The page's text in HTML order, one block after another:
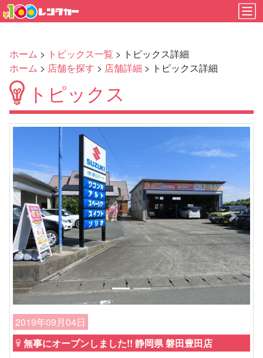
ホーム > トピックス一覧 > トピックス詳細
ホーム > 店舗を探す > 店舗詳細 > トピックス詳細
トピックス
Previous Next
2019年09月04日
無事にオープンしました!! 静岡県 磐田豊田店